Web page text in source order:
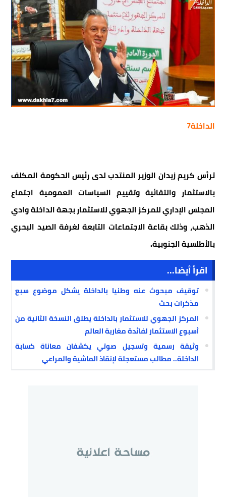
الداخلة7
ترأس كريم زيدان الوزير المنتدب لدى رئيس الحكومة المكلف
بالاستثمار والتقائية وتقييم السياسات العمومية اجتماع
المجلس الإداري للمركز الجهوي للاستثمار بجهة الداخلة وادي
الذهب، وذلك بقاعة الاجتماعات التابعة لغرفة الصيد البحري
بالأطلسية الجنوبية.
اقرأ أيضا...
توقيف مبحوث عنه وطنيا بالداخلة يشكل موضوع سبع
مذكرات بحث
المركز الجهوي للاستثمار بالداخلة يطلق النسخة الثانية من
أسبوع الاستثمار لفائدة مغاربة العالم
وثيقة رسمية وتسجيل صوتي يكشفان معاناة كسابة
الداخلة.. مطالب مستعجلة لإنقاذ الماشية والمراعي